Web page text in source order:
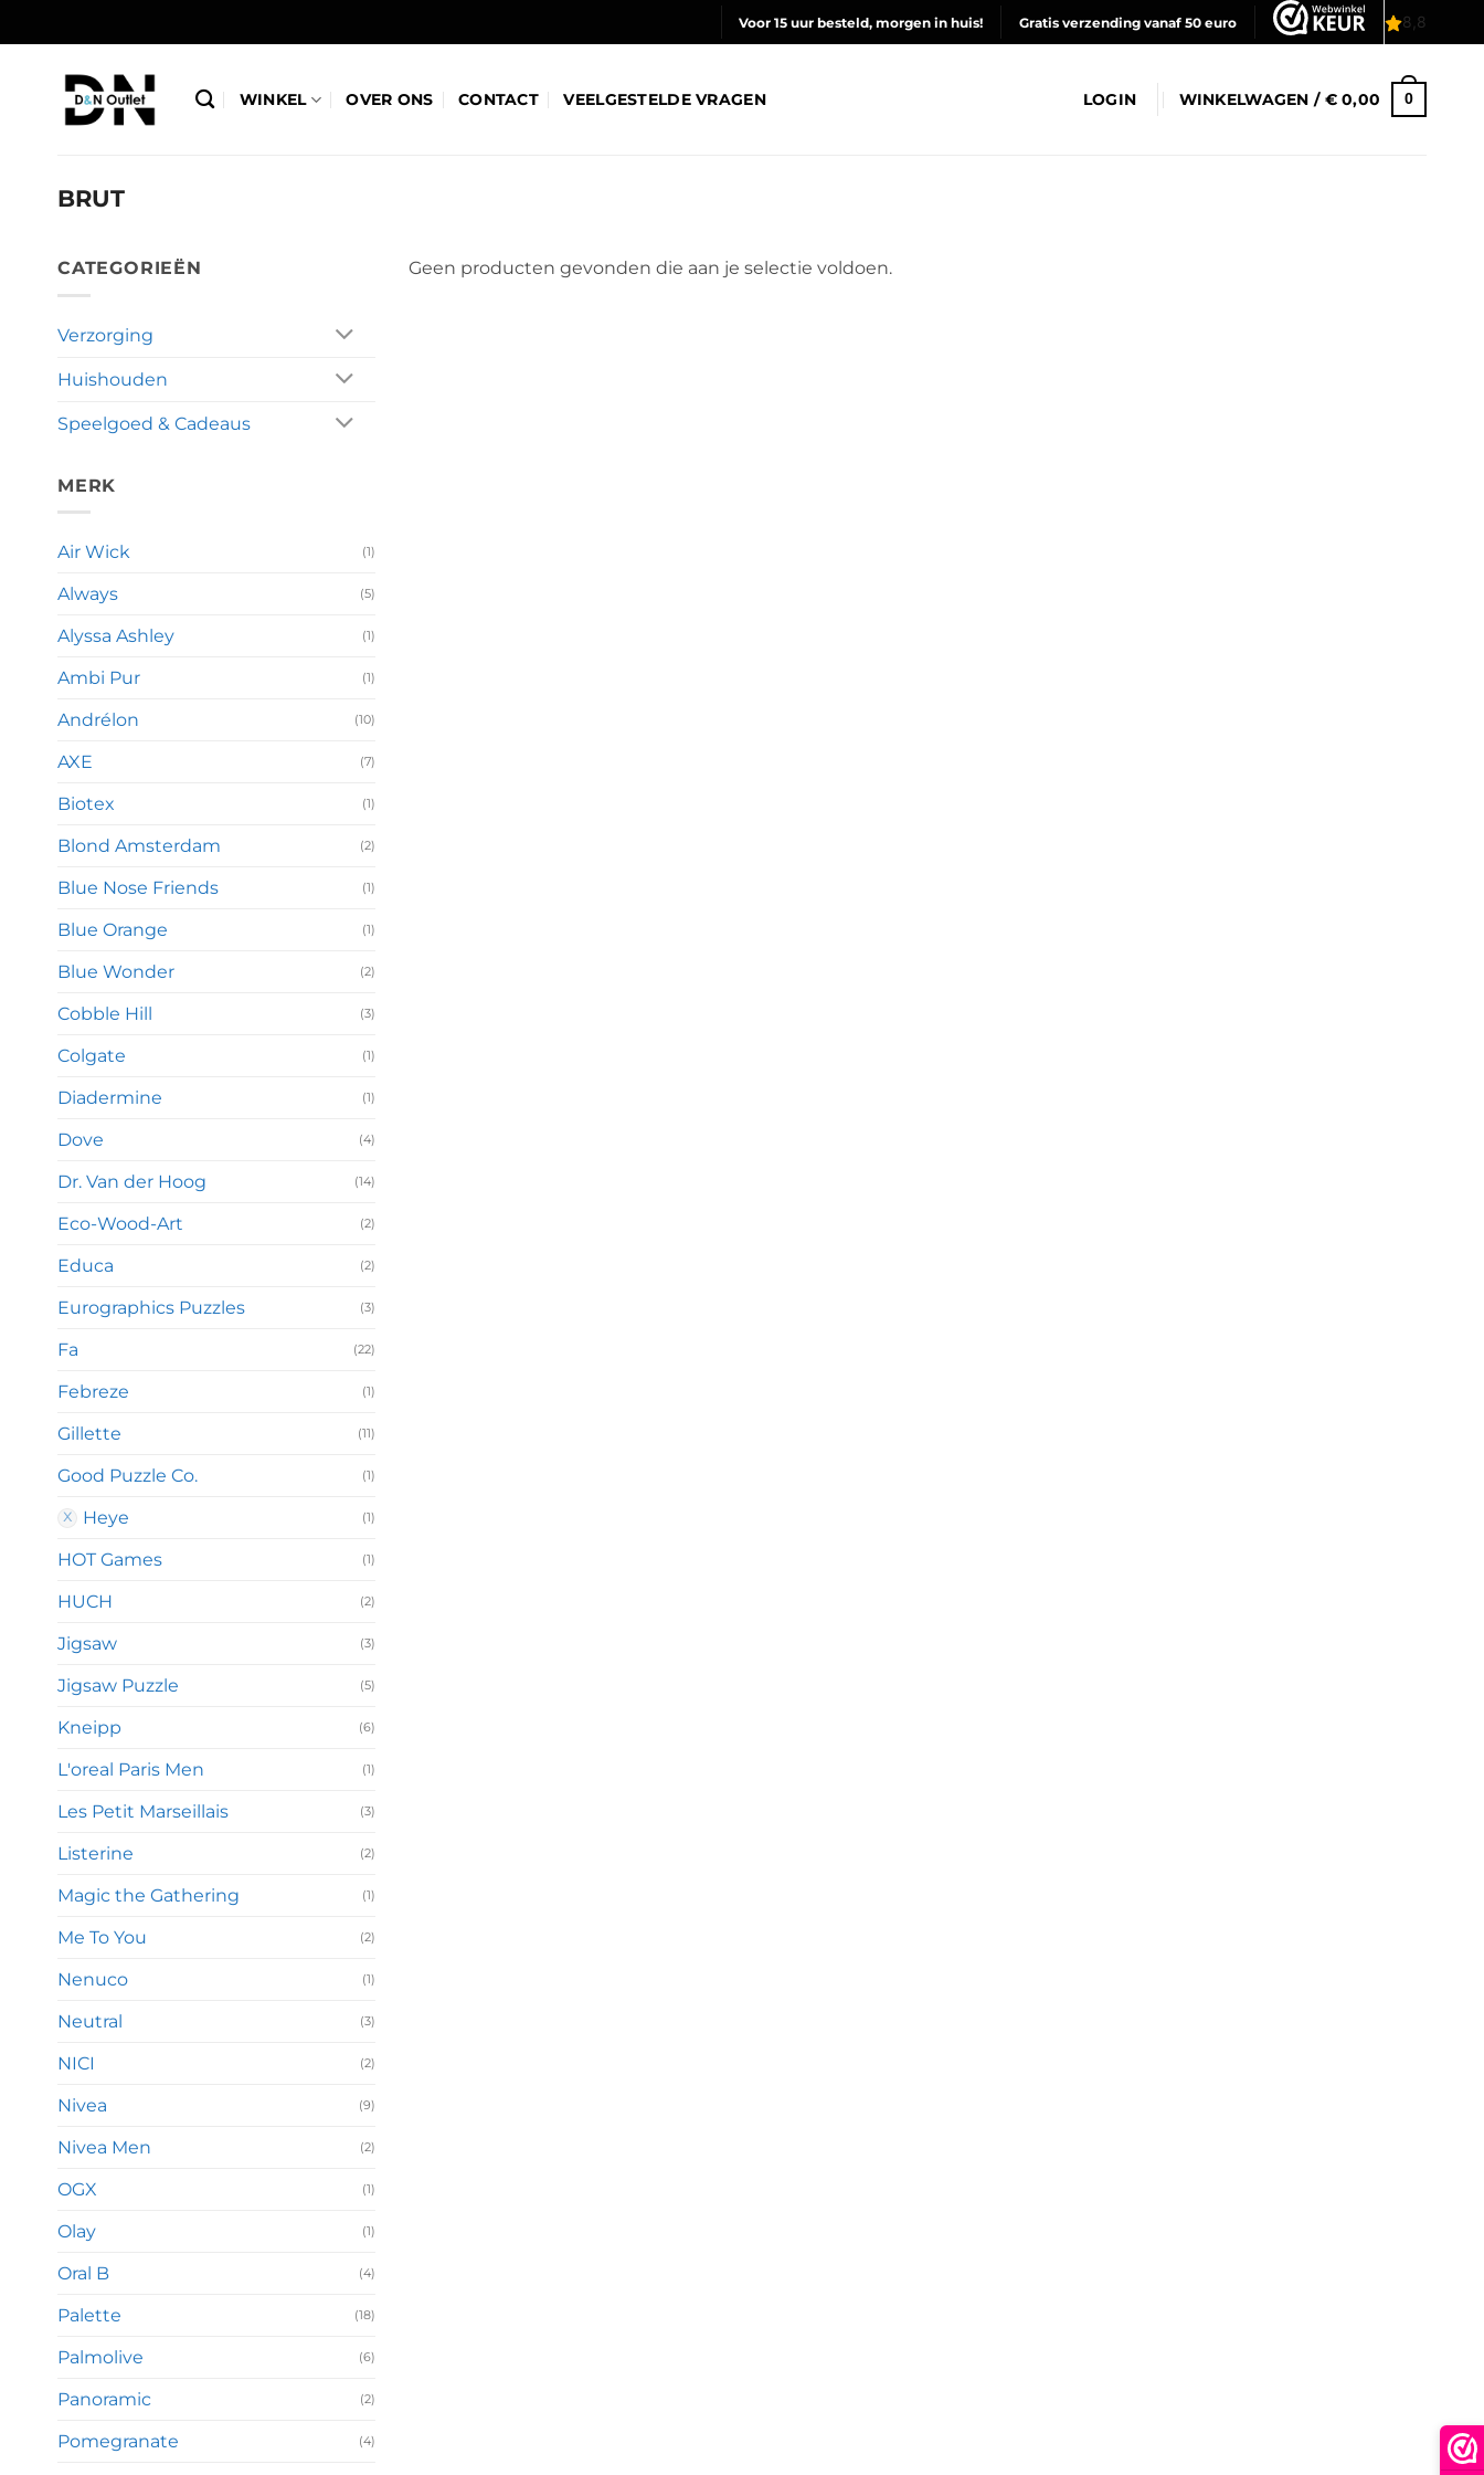
naar
Voor 15 uur besteld, morgen in huis! Gratis verzending vanaf 50 euro
WINKEL OVER ONS CONTACT VEELGESTELDE VRAGEN LOGIN WINKELWAGEN / €0,00 0
BRUT
CATEGORIEËN
Verzorging
Huishouden
Speelgoed & Cadeaus
MERK
Air Wick (1)
Always (5)
Alyssa Ashley (1)
Ambi Pur (1)
Andrélon (10)
AXE (7)
Biotex (1)
Blond Amsterdam (2)
Blue Nose Friends (1)
Blue Orange (1)
Blue Wonder (2)
Cobble Hill (3)
Colgate (1)
Diadermine (1)
Dove (4)
Dr. Van der Hoog (14)
Eco-Wood-Art (2)
Educa (2)
Eurographics Puzzles (3)
Fa (22)
Febreze (1)
Gillette (11)
Good Puzzle Co. (1)
Heye (1)
HOT Games (1)
HUCH (2)
Jigsaw (3)
Jigsaw Puzzle (5)
Kneipp (6)
L'oreal Paris Men (1)
Les Petit Marseillais (3)
Listerine (2)
Magic the Gathering (1)
Me To You (2)
Nenuco (1)
Neutral (3)
NICI (2)
Nivea (9)
Nivea Men (2)
OGX (1)
Olay (1)
Oral B (4)
Palette (18)
Palmolive (6)
Panoramic (2)
Pomegranate (4)
Geen producten gevonden die aan je selectie voldoen.